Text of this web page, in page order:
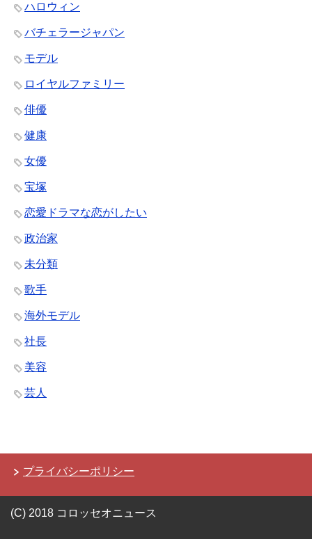
ハロウィン
バチェラージャパン
モデル
ロイヤルファミリー
俳優
健康
女優
宝塚
恋愛ドラマな恋がしたい
政治家
未分類
歌手
海外モデル
社長
美容
芸人
プライバシーポリシー
(C) 2018 コロッセオニュース